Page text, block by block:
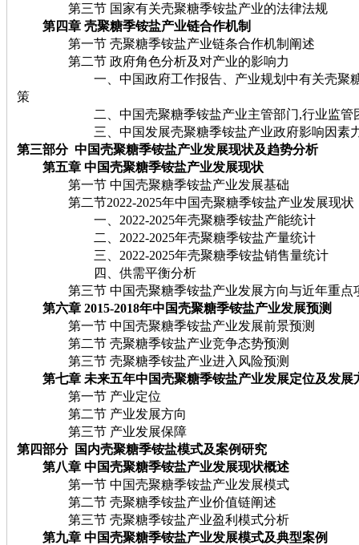
第三节 国家有关壳聚糖季铵盐产业的法律法规
第四章 壳聚糖季铵盐产业链合作机制
第一节 壳聚糖季铵盐产业链条合作机制阐述
第二节 政府角色分析及对产业的影响力
一、中国政府工作报告、产业规划中有关壳聚糖季
策
二、中国壳聚糖季铵盐产业主管部门,行业监管
三、中国发展壳聚糖季铵盐产业政府影响因素
第三部分 中国壳聚糖季铵盐产业发展现状及趋势分析
第五章 中国壳聚糖季铵盐产业发展现状
第一节 中国壳聚糖季铵盐产业发展基础
第二节2022-2025年中国壳聚糖季铵盐产业发展现状
一、2022-2025年壳聚糖季铵盐产能统计
二、2022-2025年壳聚糖季铵盐产量统计
三、2022-2025年壳聚糖季铵盐销售量统计
四、供需平衡分析
第三节 中国壳聚糖季铵盐产业发展方向与近年重点
第六章 2015-2018年中国壳聚糖季铵盐产业发展预测
第一节 中国壳聚糖季铵盐产业发展前景预测
第二节 壳聚糖季铵盐产业竞争态势预测
第三节 壳聚糖季铵盐产业进入风险预测
第七章 未来五年中国壳聚糖季铵盐产业发展定位及发展
第一节 产业定位
第二节 产业发展方向
第三节 产业发展保障
第四部分 国内壳聚糖季铵盐模式及案例研究
第八章 中国壳聚糖季铵盐产业发展现状概述
第一节 中国壳聚糖季铵盐产业发展模式
第二节 壳聚糖季铵盐产业价值链阐述
第三节 壳聚糖季铵盐产业盈利模式分析
第九章 中国壳聚糖季铵盐产业发展模式及典型案例